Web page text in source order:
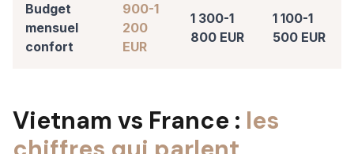
Budget
mensuel
confort
900-1
200
EUR
1 300-1
800 EUR
1 100-1
500 EUR
Vietnam vs France : les